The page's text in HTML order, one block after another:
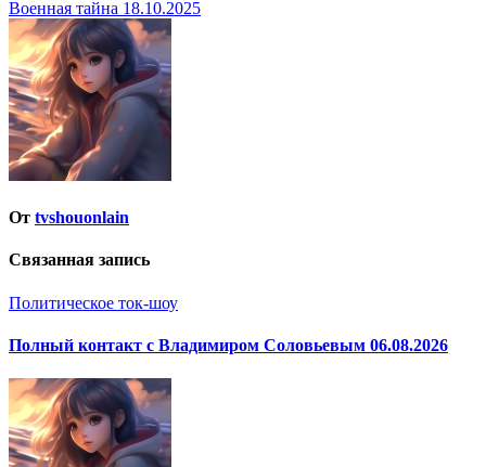
по
записям
Военная тайна 18.10.2025
От tvshouonlain
Связанная запись
Политическое ток-шоу
Полный контакт с Владимиром Соловьевым 06.08.2026